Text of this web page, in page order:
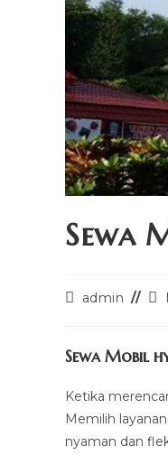
Sewa
Postadmin
Sewa Mobil
Ketika
Memilih
nyaman dan